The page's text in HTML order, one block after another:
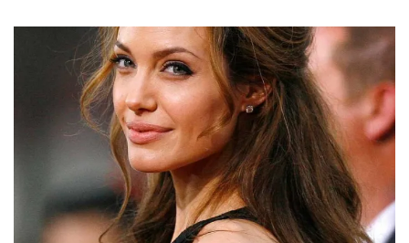
привлекательно и эффектно. Такое
желание легко исполнимо, если
позаботится о нем заранее и обратиться к
специалистам эстетической медицины
уже сейчас.